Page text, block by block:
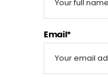
Email*